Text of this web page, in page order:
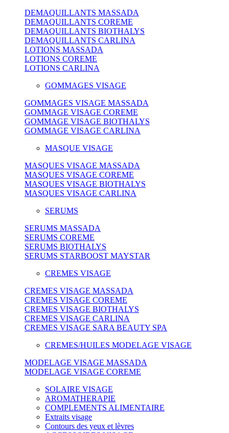
DEMAQUILLANTS MASSADA
DEMAQUILLANTS COREME
DEMAQUILLANTS BIOTHALYS
DEMAQUILLANTS CARLINA
LOTIONS MASSADA
LOTIONS COREME
LOTIONS CARLINA
GOMMAGES VISAGE
GOMMAGES VISAGE MASSADA
GOMMAGE VISAGE COREME
GOMMAGE VISAGE BIOTHALYS
GOMMAGE VISAGE CARLINA
MASQUE VISAGE
MASQUES VISAGE MASSADA
MASQUES VISAGE COREME
MASQUES VISAGE BIOTHALYS
MASQUES VISAGE CARLINA
SERUMS
SERUMS MASSADA
SERUMS COREME
SERUMS BIOTHALYS
SERUMS STARBOOST MAYSTAR
CREMES VISAGE
CREMES VISAGE MASSADA
CREMES VISAGE COREME
CREMES VISAGE BIOTHALYS
CREMES VISAGE CARLINA
CREMES VISAGE SARA BEAUTY SPA
CREMES/HUILES MODELAGE VISAGE
MODELAGE VISAGE MASSADA
MODELAGE VISAGE COREME
SOLAIRE VISAGE
AROMATHERAPIE
COMPLEMENTS ALIMENTAIRE
Extraits visage
Contours des yeux et lèvres